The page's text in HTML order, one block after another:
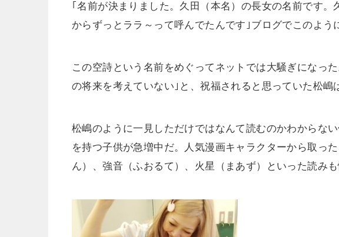
｢名前が決まりました。久田（本名）の長女の名前で
からずっとララ～って呼んでたんです｣ブログでこのよう
この空詩という名前をめぐってネットでは大騒ぎになっ
の将来を考えていない｣と、祝福されると思っていた松嶋
松嶋のように一見しただけではなんて読むのかわからな
を持つ子供が急増中だ。人気漫画キャラクターから取っ
ん）、強音（ふおるて）、火星（まあず）といった読み